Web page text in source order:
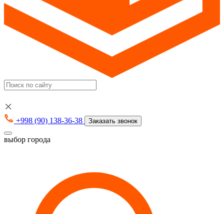
+998 (90) 138-36-38 Заказать звонок
выбор города